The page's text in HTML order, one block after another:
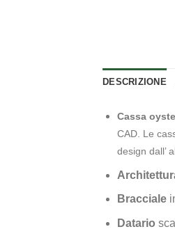
DESCRIZIONE
Cassa
CAD. Le
design dall’
Bracciale
Datario